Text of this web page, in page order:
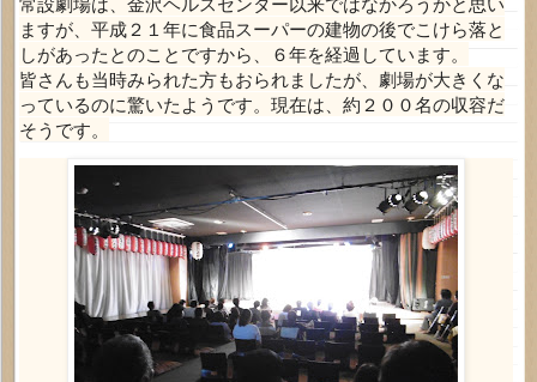
ますが、平成２１年に食品スーパーの建物の後でこけら落と
しがあったとのことですから、６年を経過しています。
皆さんも当時みられた方もおられましたが、劇場が大きくな
っているのに驚いたようです。現在は、約２００名の収容だ
そうです。